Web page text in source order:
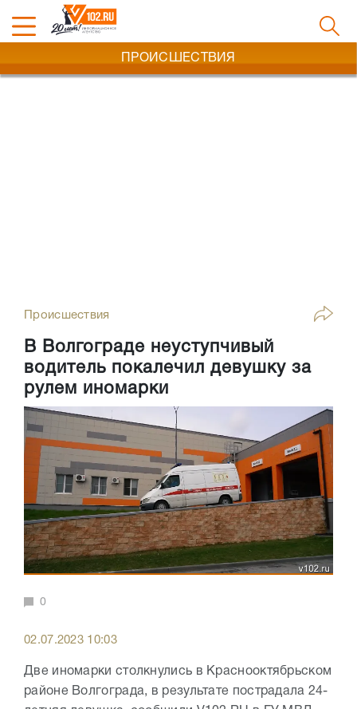
ПРОИСШЕСТВИЯ
Происшествия
В Волгограде неуступчивый
водитель покалечил девушку за
рулем иномарки
0
02.07.2023 10:03
Две иномарки столкнулись в Краснооктябрьском
районе Волгограда, в результате пострадала 24-